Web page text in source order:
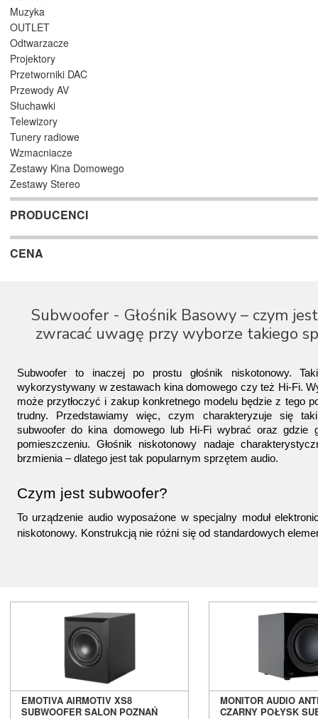
Muzyka
OUTLET
Odtwarzacze
Projektory
Przetworniki DAC
Przewody AV
Słuchawki
Telewizory
Tunery radiowe
Wzmacniacze
Zestawy Kina Domowego
Zestawy Stereo
PRODUCENCI
CENA
Subwoofer - Głośnik Basowy – czym
zwracać uwagę przy wyborze takiego
Subwoofer to inaczej po prostu głośnik niskotonowy.
wykorzystywany w zestawach kina domowego czy też Hi-Fi.
może przytłoczyć i zakup konkretnego modelu będzie z tego
trudny. Przedstawiamy więc, czym charakteryzuje się
subwoofer do kina domowego lub Hi-Fi wybrać oraz gdzie
pomieszczeniu. Głośnik niskotonowy nadaje
brzmienia – dlatego jest tak popularnym sprzętem audio.
Czym jest subwoofer?
To urządzenie audio wyposażone w specjalny moduł
niskotonowy. Konstrukcją nie różni się od standardowych
efektem działania takiego sprzętu.
Subwoofer tworzy wyróżniający efekt drżenia powietrza i
poszukują audiofile. Uzyskano to dzięki konstrukcji
częstotliwości dźwiękom. Takich urządzeń na rynku jest
doradzamy więc, jakie rodzaj subwoofera wybrać.
EMOTIVA AIRMOTIV XS8
SUBWOOFER SALON POZNAŃ
MONITOR AUDIO
CZARNY POŁYSK